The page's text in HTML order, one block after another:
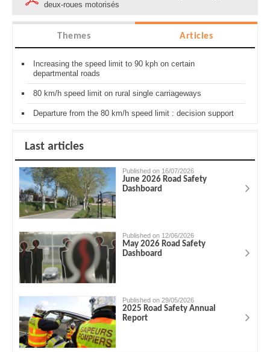
deux-roues motorisés
Themes Articles
Increasing the speed limit to 90 kph on certain
departmental roads
80 km/h speed limit on rural single carriageways
Departure from the 80 km/h speed limit : decision support
Last articles
Published on 16/07/2026
June 2026 Road Safety
Dashboard
Published on 12/06/2026
May 2026 Road Safety
Dashboard
Published on 29/05/2026
2025 Road Safety Annual
Report